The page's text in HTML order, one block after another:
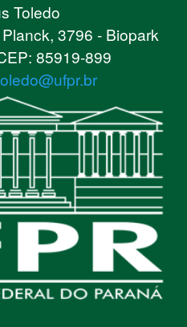
Toledo
3796 - Biopark
85919-899